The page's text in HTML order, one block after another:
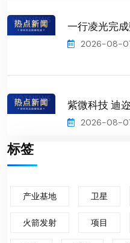
一行凌光完
2026-08-
紫微科技 迪
2026-08-
标签
产业基地 卫星
火箭发射 项目